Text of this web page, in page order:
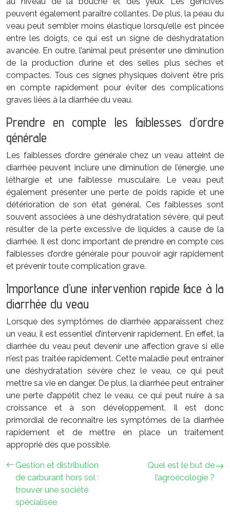
peuvent également paraître collantes. De plus, la peau du
veau peut sembler moins élastique lorsqu’elle est pincée
entre les doigts, ce qui est un signe de déshydratation
avancée. En outre, l’animal peut présenter une diminution
de la production d’urine et des selles plus sèches et
compactes. Tous ces signes physiques doivent être pris
en compte rapidement pour éviter des complications
graves liées à la diarrhée du veau.
Prendre en compte les faiblesses d’ordre
générale
Les faiblesses d’ordre générale chez un veau atteint de
diarrhée peuvent inclure une diminution de l’énergie, une
léthargie et une faiblesse musculaire. Le veau peut
également présenter une perte de poids rapide et une
détérioration de son état général. Ces faiblesses sont
souvent associées à une déshydratation sévère, qui peut
résulter de la perte excessive de liquides à cause de la
diarrhée. Il est donc important de prendre en compte ces
faiblesses d’ordre générale pour pouvoir agir rapidement
et prévenir toute complication grave.
Importance d’une intervention rapide face à la
diarrhée du veau
Lorsque des symptômes de diarrhée apparaissent chez
un veau, il est essentiel d’intervenir rapidement. En effet, la
diarrhée du veau peut devenir une affection grave si elle
n’est pas traitée rapidement. Cette maladie peut entraîner
une déshydratation sévère chez le veau, ce qui peut
mettre sa vie en danger. De plus, la diarrhée peut entraîner
une perte d’appétit chez le veau, ce qui peut nuire à sa
croissance et à son développement. Il est donc
primordial de reconnaître les symptômes de la diarrhée
rapidement et de mettre en place un traitement
approprié dès que possible.
Gestion et distribution
de carburant hors sol :
trouver une société
spécialisée
Quel est le but de
l’agroécologie ?